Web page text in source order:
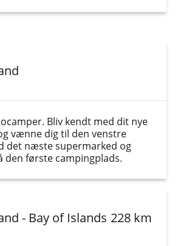
Bliv kendt med dit nye
vænne dig til den venstre
det næste supermarked og
den første campingplads.
- Bay of Islands 228 km